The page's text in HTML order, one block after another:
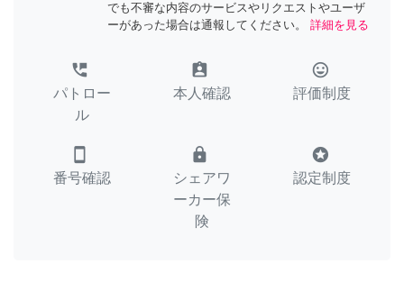
でも不審な内容のサービスやリクエストやユーザ
ーがあった場合は通報してください。
詳細を見る
perm_phone_msg
パトロー
ル
assignment_ind
本人確認
tag_faces
評価制度
smartphone
番号確認
lock
シェアワ
ーカー保
険
stars
認定制度